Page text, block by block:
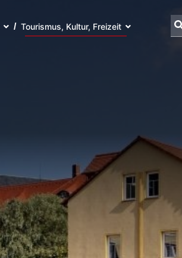
Tourismus, Kultur, Freizeit